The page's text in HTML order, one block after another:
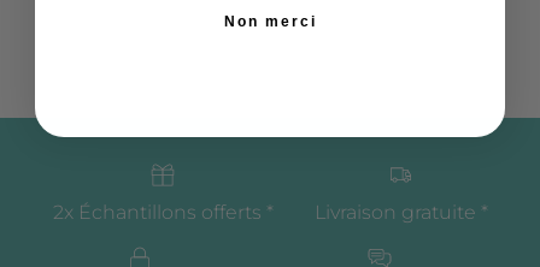
2x Échantillons offerts * Livraison gratuite *
Non merci